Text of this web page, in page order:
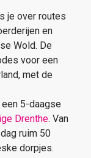
je over routes
en
Wold. De
voor een
met de
5-daagse
Drenthe. Van
ruim 50
dorpjes.